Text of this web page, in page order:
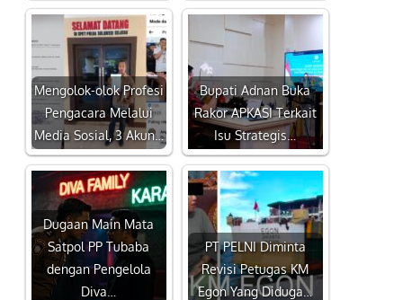
Mengolok-olok Profesi
Pengacara Melalui
Media Sosial, 3 Akun…
Bupati Adnan Buka
Rakor APKASI Terkait
Isu Strategis…
Dugaan Main Mata
Satpol PP Tubaba
dengan Pengelola
Diva…
PT PELNI Diminta
Revisi Petugas KM
Egon Yang Diduga…